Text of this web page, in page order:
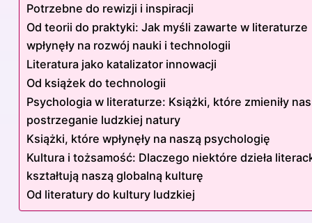
Potrzebne do rewizji i inspiracji
Od teorii do praktyki: Jak myśli zawarte w literaturze
wpłynęły na rozwój nauki i technologii
Literatura jako katalizator innowacji
Od książek do technologii
Psychologia w literaturze: Książki, które zmieniły
postrzeganie ludzkiej natury
Książki, które wpłynęły na naszą psychologię
Kultura i tożsamość: Dlaczego niektóre dzieła
kształtują naszą globalną kulturę
Od literatury do kultury ludzkiej